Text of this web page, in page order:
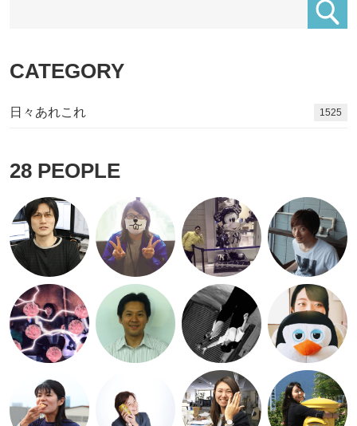
CATEGORY
日々あれこれ 1682
28 PEOPLE